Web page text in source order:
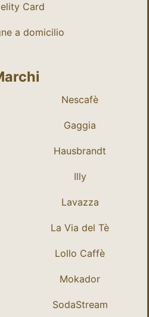
Card
a domicilio
Nescafè
Gaggia
Hausbrandt
Illy
Lavazza
La Via del Tè
Lollo Caffè
Mokador
SodaStream